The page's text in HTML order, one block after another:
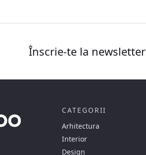
Înscrie-te la newsletter
CATEGORII
Arhitectura
Interior
Design